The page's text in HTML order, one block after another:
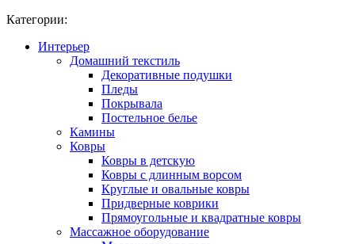
Категории:
Интерьер
Домашний текстиль
Декоративные подушки
Пледы
Покрывала
Постельное белье
Камины
Ковры
Ковры в детскую
Ковры с длинным ворсом
Круглые и овальные ковры
Придверные коврики
Прямоугольные и квадратные ковры
Массажное оборудование